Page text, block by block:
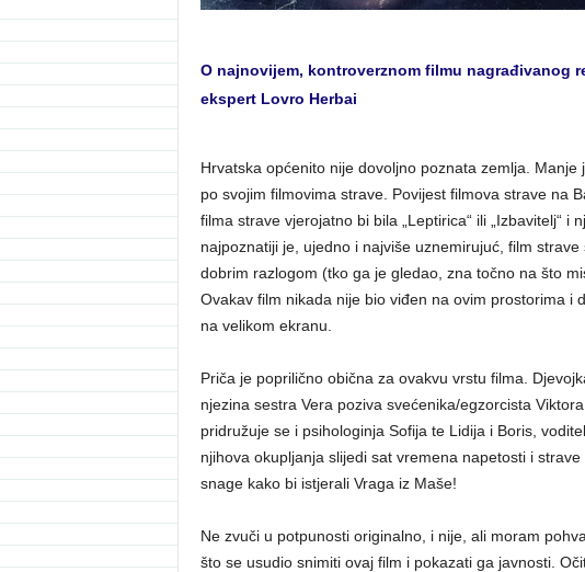
O najnovijem, kontroverznom filmu nagrađivanog
ekspert Lovro Herbai
Hrvatska općenito nije dovoljno poznata zemlja.
po svojim filmovima strave. Povijest filmova strave na
filma strave vjerojatno bi bila „Leptirica“ ili „Izbavitelj“ i
najpoznatiji je, ujedno i najviše uznemirujuć, film
dobrim razlogom (tko ga je gledao, zna točno na što
Ovakav film nikada nije bio viđen na ovim prostorima i
na velikom ekranu.
Priča je poprilično obična za ovakvu vrstu filma.
njezina sestra Vera poziva svećenika/egzorcista
pridružuje se i psihologinja Sofija te Lidija i Boris,
njihova okupljanja slijedi sat vremena napetosti i
snage kako bi istjerali Vraga iz Maše!
Ne zvuči u potpunosti originalno, i nije, ali moram
što se usudio snimiti ovaj film i pokazati ga javnosti.